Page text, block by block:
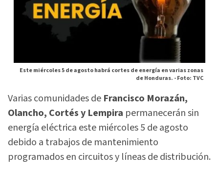
Este miércoles 5 de agosto habrá cortes de energía en varias zonas
de Honduras. -Foto: TVC
Varias comunidades de Francisco Morazán,
Olancho, Cortés y Lempira permanecerán sin
energía eléctrica este miércoles 5 de agosto
debido a trabajos de mantenimiento
programados en circuitos y líneas de distribución.